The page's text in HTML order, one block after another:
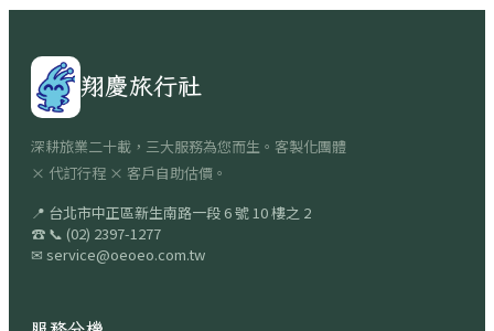
翔慶旅行社
深耕旅業二十載，三大服務為您而生。客製化團體
× 代訂行程 × 客戶自助估價。
📍 台北市中正區新生南路一段 6 號 10 樓之 2
☎ 📞 (02) 2397-1277
✉ service@oeoeo.com.tw